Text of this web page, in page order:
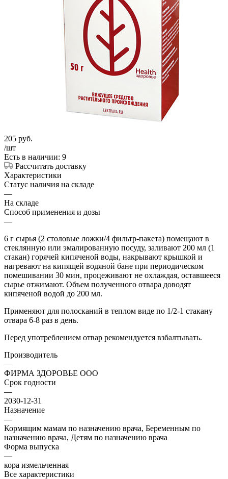
205 руб.
/шт
Есть в наличии: 9
Рассчитать доставку
Характеристики
Статус наличия на складе
—
На складе
Способ применения и дозы
—
6 г сырья (2 столовые ложки/4 фильтр-пакета) помещают в
стеклянную или эмалированную посуду, заливают 200 мл (1
стакан) горячей кипяченой воды, накрывают крышкой и
нагревают на кипящей водяной бане при периодическом
помешивании 30 мин, процеживают не охлаждая, оставшееся
сырье отжимают. Объем полученного отвара доводят
кипяченой водой до 200 мл.
Применяют для полосканий в теплом виде по 1/2-1 стакану
отвара 6-8 раз в день.
Перед употреблением отвар рекомендуется взбалтывать.
Производитель
—
ФИРМА ЗДОРОВЬЕ ООО
Срок годности
—
2030-12-31
Назначение
—
Кормящим мамам по назначению врача, Беременным по
назначению врача, Детям по назначению врача
Форма выпуска
—
кора измельченная
Все характеристики